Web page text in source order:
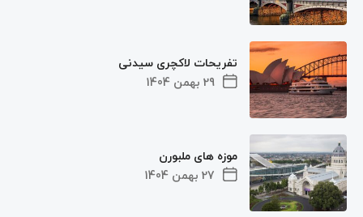
29 بهمن 1404
تفریحات لاکچری سیدنی
27 بهمن 1404
موزه های ملبورن